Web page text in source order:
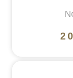
2